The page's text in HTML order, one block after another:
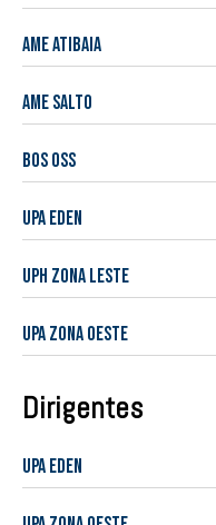
AME Atibaia
AME Salto
BOS OSS
UPA Eden
UPH Zona Leste
UPA Zona Oeste
Dirigentes
UPA Eden